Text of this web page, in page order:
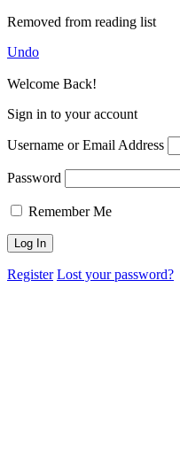
Removed from reading list
Undo
Welcome Back!
Sign in to your account
Username or Email Address
Password
Remember Me
Register Lost your password?